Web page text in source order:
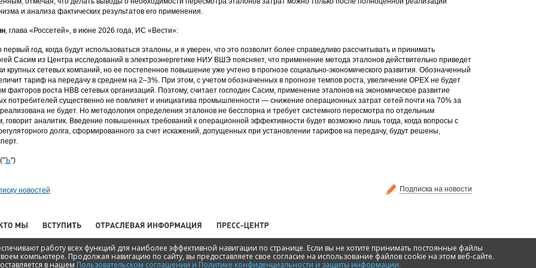
и анализа фактических результатов его применения.
, глава «Россетей», в июне 2026 года, ИС «Вести»:
год, когда будут использоваться эталоны, и я уверен, что это позволит более справедливо рассчитывать и принимать
Сасим из Центра исследований в электроэнергетике НИУ ВШЭ поясняет, что применение метода эталонов действительно приведет
крупных сетевых компаний, но ее постепенное повышение уже учтено в прогнозе социально-экономического развития. Обозначенный
тариф на передачу в среднем на 2–3%. При этом, с учетом обозначенных в прогнозе темпов роста, увеличение ОРЕХ не будет
факторов роста НВВ сетевых организаций. Поэтому, считает господин Сасим, применение эталонов на экономическое развитие
потребителей существенно не повлияет и инициатива промышленности — снижение операционных затрат сетей почти на 70% за
не будет. Но методология определения эталонов не бесспорна и требует системного пересмотра по отдельным
говорит аналитик. Введение повышенных требований к операционной эффективности будет возможно лишь тогда, когда вопросы с
долга, сформированного за счет искажений, допущенных при установлении тарифов на передачу, будут решены,
Ъ")
новостей Подписка на новости
ace.ru Веб-дизайн, создание сайта - Трилан
работу всех функций для наиболее эффективной навигации по странице. Если вы не хотите принимать постоянные файлы
компьютере. Продолжая навигацию по сайту, вы предоставляете свое согласие на использование файлов cookie на этом веб-сайте.
в нашем Пользовательском соглашении и Политике конфиденциальности и защиты информации.